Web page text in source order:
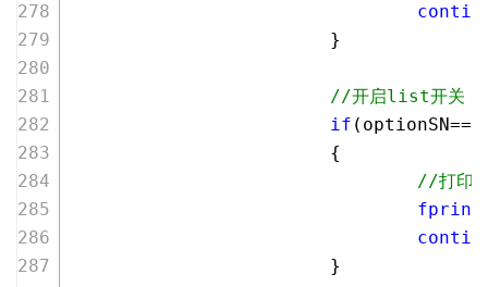
                        }
//开启list开关
if (optionSN==
                        {
//打印
                        }